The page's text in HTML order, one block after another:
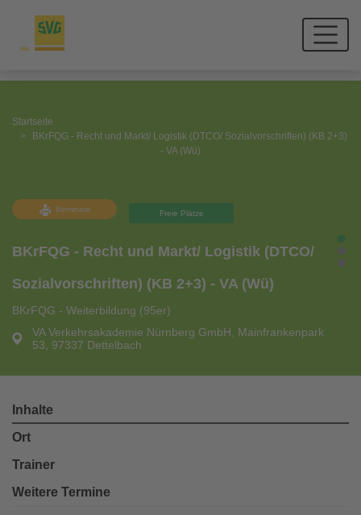
Startseite
BKrFQG - Recht und Markt/ Logistik (DTCO/ Sozialvorschriften) (KB 2+3)
- VA (Wü)
Seminare Freie Plätze
BKrFQG - Recht und Markt/ Logistik (DTCO/
Sozialvorschriften) (KB 2+3) - VA (Wü)
BKrFQG - Weiterbildung (95er)
VA Verkehrsakademie Nürnberg GmbH, Mainfrankenpark
53, 97337 Dettelbach
Inhalte
Ort
Trainer
Weitere Termine